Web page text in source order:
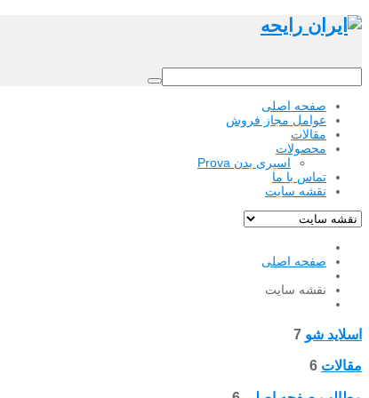
صفحه اصلی
عوامل مجاز فروش
مقالات
محصولات
اسپری بدن Prova
تماس با ما
نقشه سایت
صفحه اصلی
نقشه سایت
اسلاید شو 7
مقالات 6